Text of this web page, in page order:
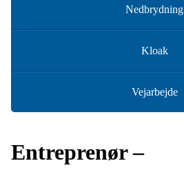
Nedbrydning
Kloak
Vejarbejde
​Entreprenør –